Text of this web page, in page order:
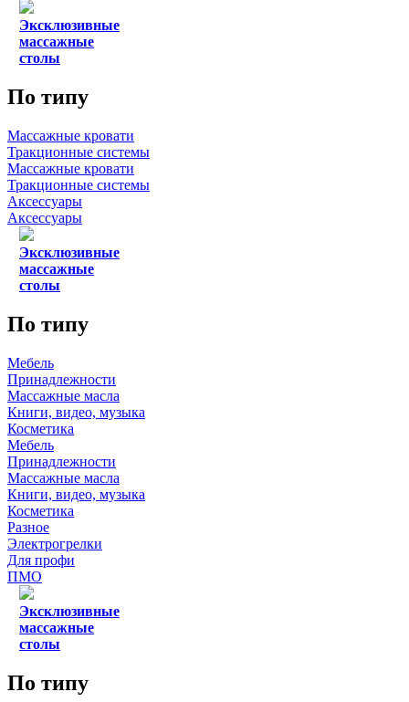
Эксклюзивные
массажные
столы
По типу
Массажные кровати
Тракционные системы
Массажные кровати
Тракционные системы
Аксессуары
Аксессуары
Эксклюзивные
массажные
столы
По типу
Мебель
Принадлежности
Массажные масла
Книги, видео, музыка
Косметика
Мебель
Принадлежности
Массажные масла
Книги, видео, музыка
Косметика
Разное
Электрогрелки
Для профи
ПМО
Эксклюзивные
массажные
столы
По типу